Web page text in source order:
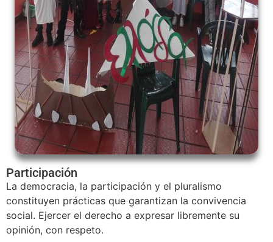
Participación
La democracia, la participación y el pluralismo
constituyen prácticas que garantizan la convivencia
social. Ejercer el derecho a expresar libremente su
opinión, con respeto.